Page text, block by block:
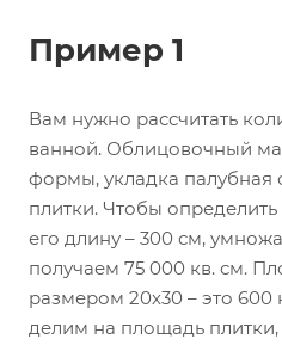
Пример 1
Вам нужно рассчитать
ванной. Облицовочный
формы, укладка палубная
плитки. Чтобы
его длину – 300 см,
получаем 75 000 кв. см.
размером 20х30 – это
делим на площадь